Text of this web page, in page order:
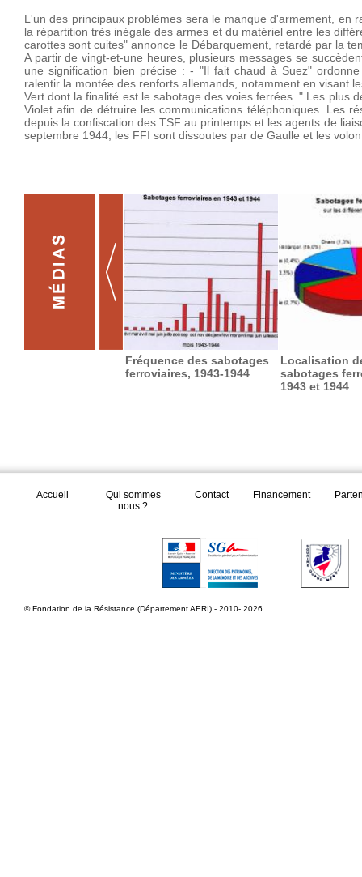
L'un des principaux problèmes sera le manque d'armement, en
la répartition très inégale des armes et du matériel entre les
carottes sont cuites" annonce le Débarquement, retardé par la
A partir de vingt-et-une heures, plusieurs messages se
une signification bien précise : - "Il fait chaud à Suez"
ralentir la montée des renforts allemands, notamment en visant
Vert dont la finalité est le sabotage des voies ferrées. " Les plus
Violet afin de détruire les communications téléphoniques. Les
depuis la confiscation des TSF au printemps et les agents de
septembre 1944, les FFI sont dissoutes par de Gaulle et les
Fréquence des sabotages
ferroviaires, 1943-1944
Localisation
sabotages
1943 et 1944
Accueil
Qui sommes
nous ?
Contact Financement
© Fondation de la Résistance (Département AERI) - 2010- 2026